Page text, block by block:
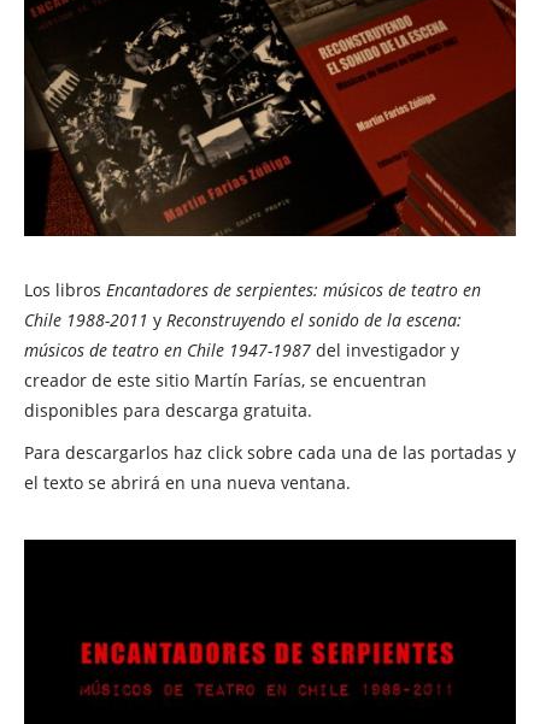
Los libros Encantadores de serpientes: músicos de teatro en
Chile 1988-2011 y Reconstruyendo el sonido de la escena:
músicos de teatro en Chile 1947-1987 del investigador y
creador de este sitio Martín Farías, se encuentran
disponibles para descarga gratuita.
Para descargarlos haz click sobre cada una de las portadas y
el texto se abrirá en una nueva ventana.